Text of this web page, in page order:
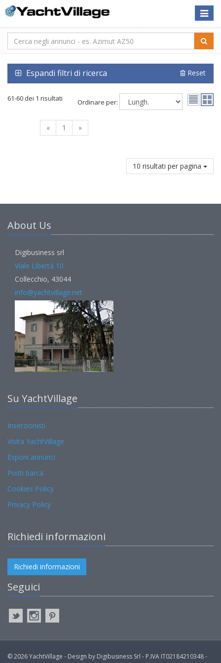
Toggle
Espandi filtri di ricerca Reset
61-60 dei 1 risultati Ordinare per:
« 1 »
10 risultati per pagina
About Us
Digibusiness srl
Viale Libertà 10
Collecchio, 43044
info@yachtvillage.net
Su YachtVillage
Inserzionisti
Visita YachtVillage
Esponi annunci
Posti barca
Cookies Policy
Privacy Policy
Richiedi informazioni
Richiedi informazioni
Seguici
© 2026 YachtVillage - Design by Digibusiness Srl - P.IVA IT02184210348 -